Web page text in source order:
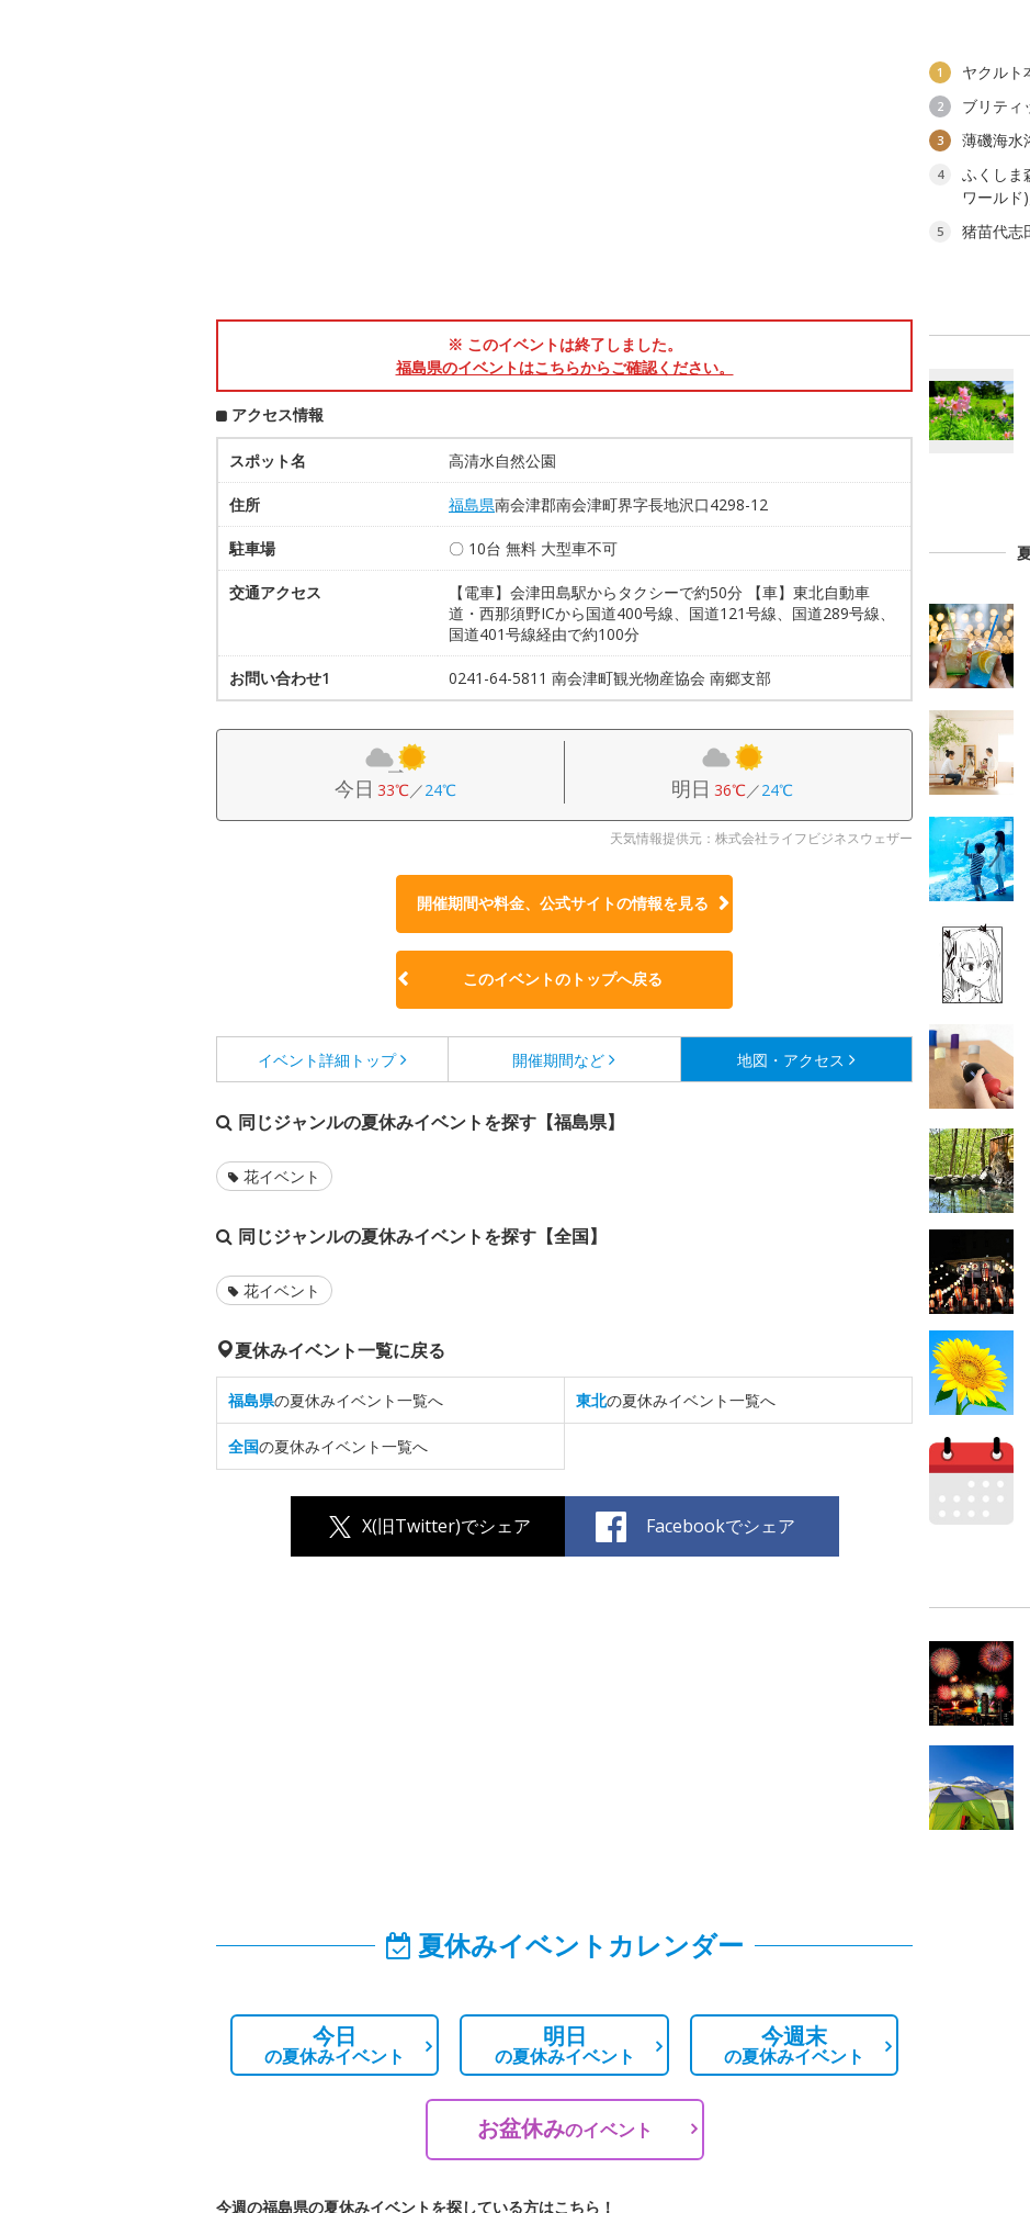
※ このイベントは終了しました。
福島県のイベントはこちらからご確認ください。
アクセス情報
スポット名 高清水自然公園
住所 福島県南会津郡南会津町界字長地沢口4298-12
駐車場 〇 10台 無料 大型車不可
交通アクセス
【電車】会津田島駅からタクシーで約50分 【車】東北自動車
道・西那須野ICから国道400号線、国道121号線、国道289号線、
国道401号線経由で約100分
お問い合わせ1 0241-64-5811 南会津町観光物産協会 南郷支部
今日 33℃／24℃ 明日 36℃／24℃
天気情報提供元：株式会社ライフビジネスウェザー
開催期間や料金、公式サイトの情報を見る
このイベントのトップへ戻る
イベント詳細 トップ 開催期間など 地図・アクセス
同じジャンルの夏休みイベントを探す【福島県】
花イベント
同じジャンルの夏休みイベントを探す【全国】
花イベント
夏休みイベント一覧に戻る
福島県の夏休みイベント一覧へ 東北の夏休みイベント一覧へ
全国の夏休みイベント一覧へ
X(旧Twitter)でシェア Facebookでシェア
夏休みイベントカレンダー
今日
の夏休みイベント
明日
の夏休みイベント
今週末
の夏休みイベント
お盆休みのイベント
今週の福島県の夏休みイベントを探している方はこちら！
1 ヤクルト
2 ブリティ
3 薄磯海水
4
ふくしま
ワールド
5
猪苗代志